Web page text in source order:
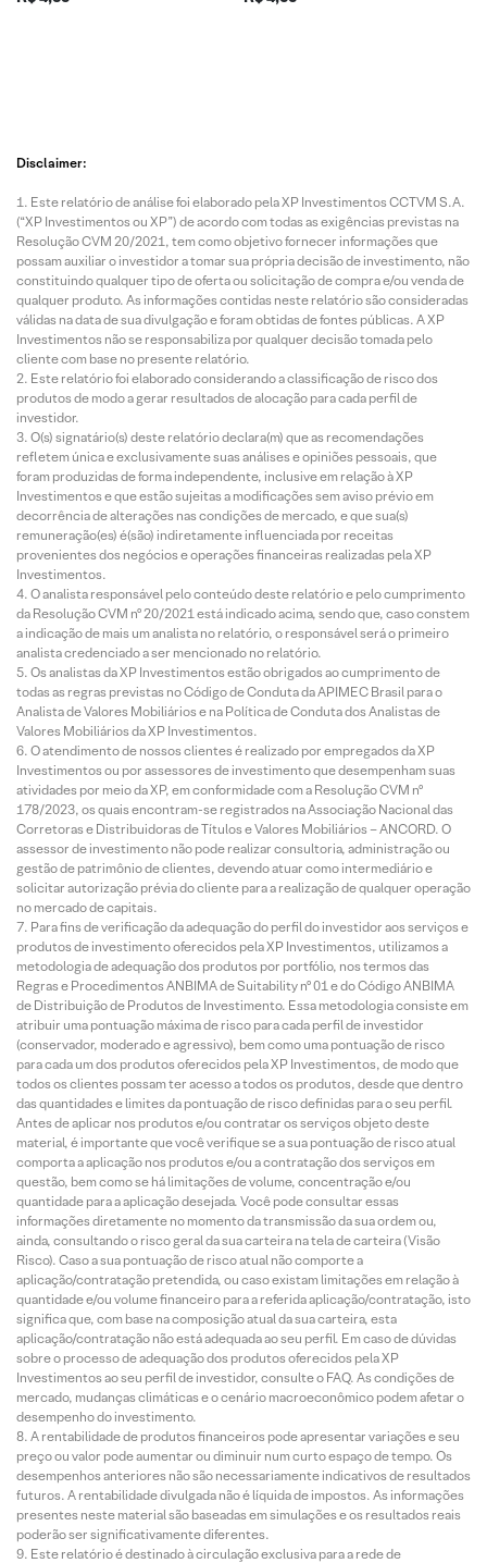
Disclaimer:
Este relatório de análise foi elaborado pela XP Investimentos CCTVM S.A.
(“XP Investimentos ou XP”) de acordo com todas as exigências previstas na
Resolução CVM 20/2021, tem como objetivo fornecer informações que
possam auxiliar o investidor a tomar sua própria decisão de investimento, não
constituindo qualquer tipo de oferta ou solicitação de compra e/ou venda de
qualquer produto. As informações contidas neste relatório são consideradas
válidas na data de sua divulgação e foram obtidas de fontes públicas. A XP
Investimentos não se responsabiliza por qualquer decisão tomada pelo
cliente com base no presente relatório.
Este relatório foi elaborado considerando a classificação de risco dos
produtos de modo a gerar resultados de alocação para cada perfil de
investidor.
O(s) signatário(s) deste relatório declara(m) que as recomendações
refletem única e exclusivamente suas análises e opiniões pessoais, que
foram produzidas de forma independente, inclusive em relação à XP
Investimentos e que estão sujeitas a modificações sem aviso prévio em
decorrência de alterações nas condições de mercado, e que sua(s)
remuneração(es) é(são) indiretamente influenciada por receitas
provenientes dos negócios e operações financeiras realizadas pela XP
Investimentos.
O analista responsável pelo conteúdo deste relatório e pelo cumprimento
da Resolução CVM nº 20/2021 está indicado acima, sendo que, caso constem
a indicação de mais um analista no relatório, o responsável será o primeiro
analista credenciado a ser mencionado no relatório.
Os analistas da XP Investimentos estão obrigados ao cumprimento de
todas as regras previstas no Código de Conduta da APIMEC Brasil para o
Analista de Valores Mobiliários e na Política de Conduta dos Analistas de
Valores Mobiliários da XP Investimentos.
O atendimento de nossos clientes é realizado por empregados da XP
Investimentos ou por assessores de investimento que desempenham suas
atividades por meio da XP, em conformidade com a Resolução CVM nº
178/2023, os quais encontram-se registrados na Associação Nacional das
Corretoras e Distribuidoras de Títulos e Valores Mobiliários – ANCORD. O
assessor de investimento não pode realizar consultoria, administração ou
gestão de patrimônio de clientes, devendo atuar como intermediário e
solicitar autorização prévia do cliente para a realização de qualquer operação
no mercado de capitais.
Para fins de verificação da adequação do perfil do investidor aos serviços e
produtos de investimento oferecidos pela XP Investimentos, utilizamos a
metodologia de adequação dos produtos por portfólio, nos termos das
Regras e Procedimentos ANBIMA de Suitability nº 01 e do Código ANBIMA
de Distribuição de Produtos de Investimento. Essa metodologia consiste em
atribuir uma pontuação máxima de risco para cada perfil de investidor
(conservador, moderado e agressivo), bem como uma pontuação de risco
para cada um dos produtos oferecidos pela XP Investimentos, de modo que
todos os clientes possam ter acesso a todos os produtos, desde que dentro
das quantidades e limites da pontuação de risco definidas para o seu perfil.
Antes de aplicar nos produtos e/ou contratar os serviços objeto deste
material, é importante que você verifique se a sua pontuação de risco atual
comporta a aplicação nos produtos e/ou a contratação dos serviços em
questão, bem como se há limitações de volume, concentração e/ou
quantidade para a aplicação desejada. Você pode consultar essas
informações diretamente no momento da transmissão da sua ordem ou,
ainda, consultando o risco geral da sua carteira na tela de carteira (Visão
Risco). Caso a sua pontuação de risco atual não comporte a
aplicação/contratação pretendida, ou caso existam limitações em relação à
quantidade e/ou volume financeiro para a referida aplicação/contratação, isto
significa que, com base na composição atual da sua carteira, esta
aplicação/contratação não está adequada ao seu perfil. Em caso de dúvidas
sobre o processo de adequação dos produtos oferecidos pela XP
Investimentos ao seu perfil de investidor, consulte o FAQ. As condições de
mercado, mudanças climáticas e o cenário macroeconômico podem afetar o
desempenho do investimento.
A rentabilidade de produtos financeiros pode apresentar variações e seu
preço ou valor pode aumentar ou diminuir num curto espaço de tempo. Os
desempenhos anteriores não são necessariamente indicativos de resultados
futuros. A rentabilidade divulgada não é líquida de impostos. As informações
presentes neste material são baseadas em simulações e os resultados reais
poderão ser significativamente diferentes.
Este relatório é destinado à circulação exclusiva para a rede de